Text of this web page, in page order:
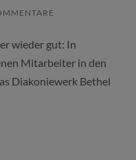
wieder gut: In
Mitarbeiter in den
Diakoniewerk Bethel